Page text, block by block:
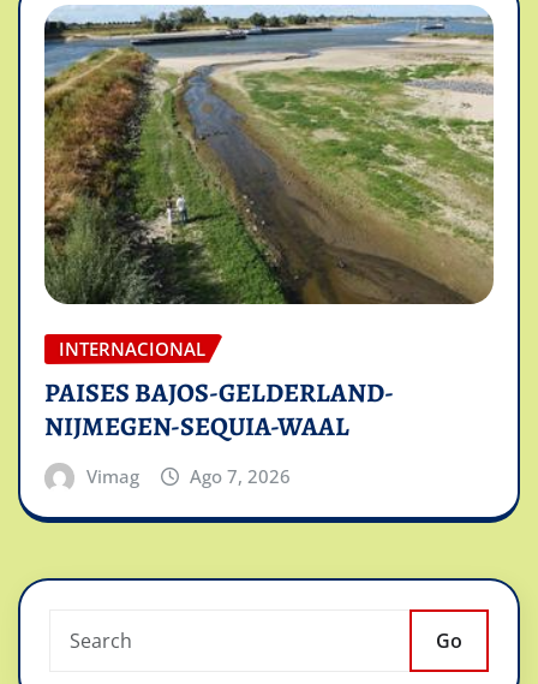
INTERNACIONAL
PAISES BAJOS-GELDERLAND-
NIJMEGEN-SEQUIA-WAAL
Vimag Ago 7, 2026
Go